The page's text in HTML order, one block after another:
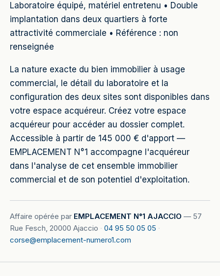
Laboratoire équipé, matériel entretenu • Double
implantation dans deux quartiers à forte
attractivité commerciale • Référence : non
renseignée
La nature exacte du bien immobilier à usage
commercial, le détail du laboratoire et la
configuration des deux sites sont disponibles dans
votre espace acquéreur. Créez votre espace
acquéreur pour accéder au dossier complet.
Accessible à partir de 145 000 € d'apport —
EMPLACEMENT N°1 accompagne l'acquéreur
dans l'analyse de cet ensemble immobilier
commercial et de son potentiel d'exploitation.
Affaire opérée par EMPLACEMENT N°1 AJACCIO — 57
Rue Fesch, 20000 Ajaccio · 04 95 50 05 05 ·
corse@emplacement-numero1.com